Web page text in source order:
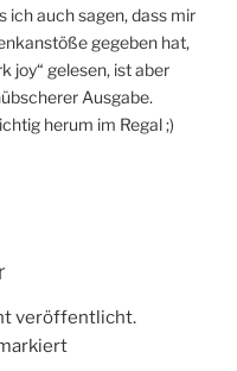
ich auch sagen, dass mir
gegeben hat,
joy“ gelesen, ist aber
Ausgabe.
herum im Regal ;)
veröffentlicht.